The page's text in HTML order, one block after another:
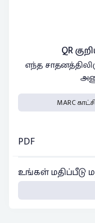
QR
எந்த
MARC காட்சி
PDF
உங்கள் மதிப்பீடு